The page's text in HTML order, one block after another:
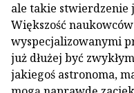
ale takie stwierdzenie
Większość
wyspecjalizowanymi
już dłużej być
jakiegoś astronoma,